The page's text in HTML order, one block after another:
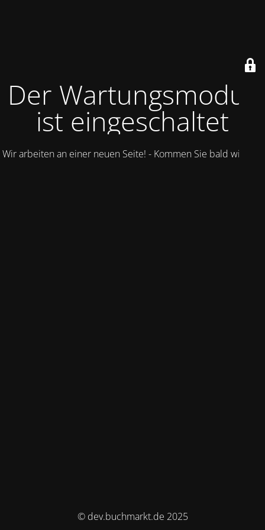
Der Wartungsmodus
ist eingeschaltet
Wir arbeiten an einer neuen Seite! - Kommen Sie bald wieder.
© dev.buchmarkt.de 2025